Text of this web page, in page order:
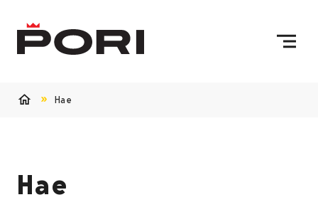
Hae
Hae